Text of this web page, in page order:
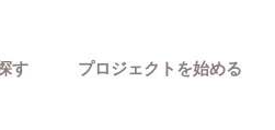
す プロジェクトを始める